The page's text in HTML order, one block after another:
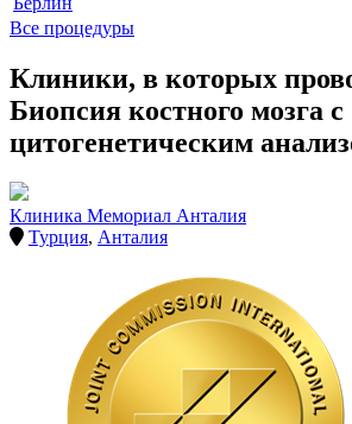
Все процедуры
Клиники, в которых
Биопсия костного мозга с
цитогенетическим
Клиника Мемориал Анталия
Турция, Анталия